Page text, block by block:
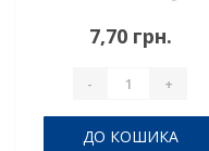
7,70 грн.
- +
ДО КОШИКА